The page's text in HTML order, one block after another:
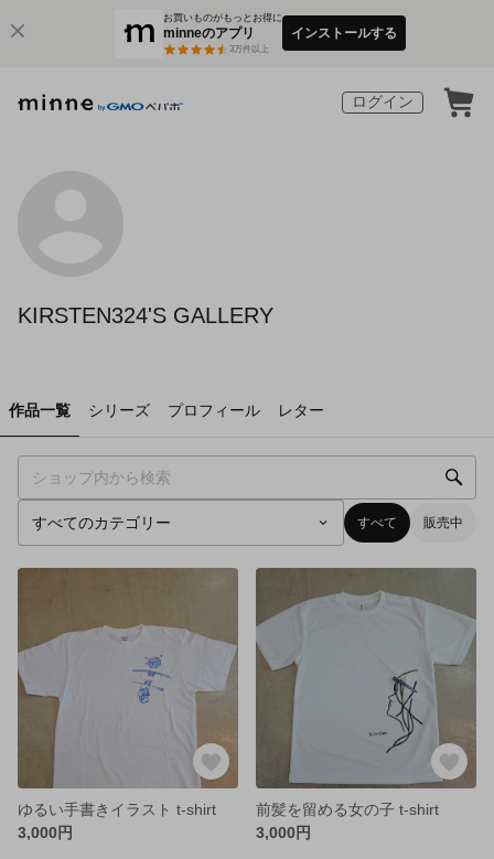
お買いものがもっとお得に
minneのアプリ
3万件以上
インストールする
ログイン
KIRSTEN324'S GALLERY
作品一覧 シリーズ プロフィール レター
すべて 販売中
ゆるい手書きイラスト t-shirt
3,000円
前髪を留める女の子 t-shirt
3,000円